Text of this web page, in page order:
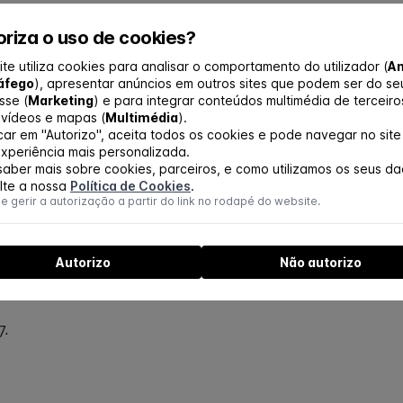
o uso de cookies?
utiliza cookies para analisar o comportamento do utilizador (
), apresentar anúncios em outros sites que podem ser do
(Marketing) e para integrar conteúdos multimédia de
e mapas (Multimédia).
em "Autorizo", aceita todos os cookies e pode navegar no site
mais personalizada.
mais sobre cookies, parceiros, e como utilizamos os seus
a nossa Política de Cookies.
gerir a autorização a partir do link no rodapé do website.
Autorizo Não autorizo
encontra finalizado o volume intitulado
de Países de Língua Portuguesa",
do V Congresso de Proteção Contra
efetuada a edição do livro, em formato digital,
de Coimbra.